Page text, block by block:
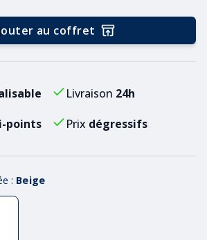
au coffret
Livraison 24h
points Prix dégressifs
: Beige